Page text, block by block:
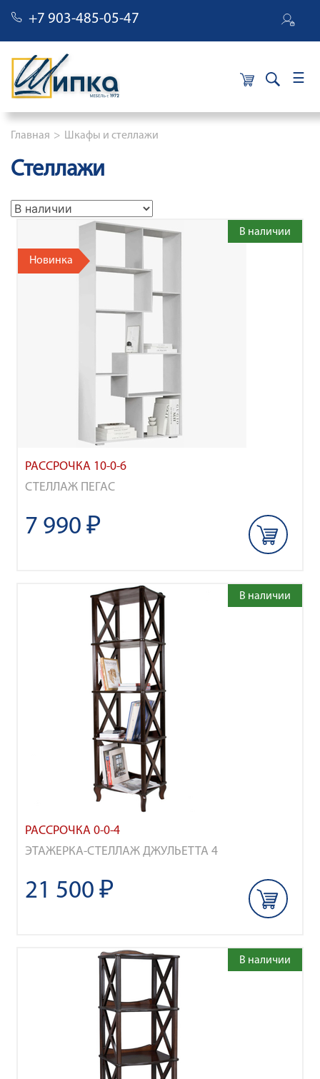
+7 903-485-05-47 ×
Строка навигации
Главная Шкафы и стеллажи
Стеллажи
РАССРОЧКА 10-0-6
СТЕЛЛАЖ ПЕГАС
Новинка
В наличии
7 990 ₽
РАССРОЧКА 0-0-4
ЭТАЖЕРКА-СТЕЛЛАЖ ДЖУЛЬЕТТА 4
В наличии
21 500 ₽
В наличии